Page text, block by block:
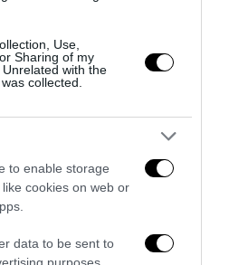
Use,
Sharing of my
with the
collected.
to enable storage
cookies on web or
data to be sent to
purposes.
alle origini